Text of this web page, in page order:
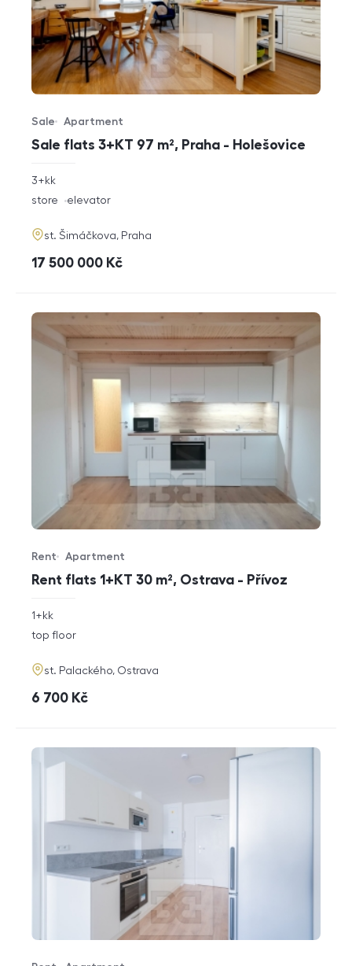
Sale flats 3+KT 97 m², Praha - Holešovice
Offer type
Sale
Property type
Apartment
rozměry
disposition
3+kk
funkce
store elevator
adresa
st. Šimáčkova, Praha
cena
17 500 000 Kč
Rent flats 1+KT 30 m², Ostrava - Přívoz
Offer type
Rent
Property type
Apartment
rozměry
disposition
1+kk
funkce
top floor
adresa
st. Palackého, Ostrava
cena
6 700 Kč